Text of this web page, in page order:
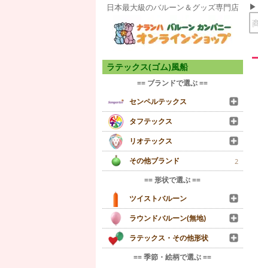
日本最大級のバルーン＆グッズ専門店
ラテックス(ゴム)風船
== ブランドで選ぶ ==
センペルテックス
タフテックス
リオテックス
その他ブランド
2
== 形状で選ぶ ==
ツイストバルーン
ラウンドバルーン(無地)
ラテックス・その他形状
== 季節・絵柄で選ぶ ==